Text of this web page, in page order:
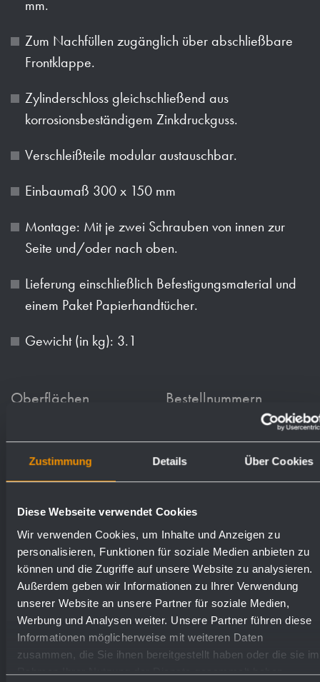
Zustimmung Details Über Cookies
Diese Webseite verwendet Cookies
Wir verwenden Cookies, um Inhalte und Anzeigen zu
personalisieren, Funktionen für soziale Medien anbieten zu
können und die Zugriffe auf unsere Website zu analysieren.
Außerdem geben wir Informationen zu Ihrer Verwendung
unserer Website an unsere Partner für soziale Medien,
Werbung und Analysen weiter. Unsere Partner führen diese
Informationen möglicherweise mit weiteren Daten
zusammen, die Sie ihnen bereitgestellt haben oder die sie im
Rahmen Ihrer Nutzung der Dienste gesammelt haben.
mm.
Zum Nachfüllen zugänglich über abschließbare
Frontklappe.
Zylinderschloss gleichschließend aus
korrosionsbeständigem Zinkdruckguss.
Verschleißteile modular austauschbar.
Einbaumaß 300 x 150 mm
Montage: Mit je zwei Schrauben von innen zur
Seite und/oder nach oben.
Lieferung einschließlich Befestigungsmaterial und
einem Paket Papierhandtücher.
Gewicht (in kg): 3.1
Oberflächen Bestellnummern
matt geschliffen (standard) 764200
(farbig) Pulver-beschichtet 730200
Textvorschlag für Ausschreibungen: